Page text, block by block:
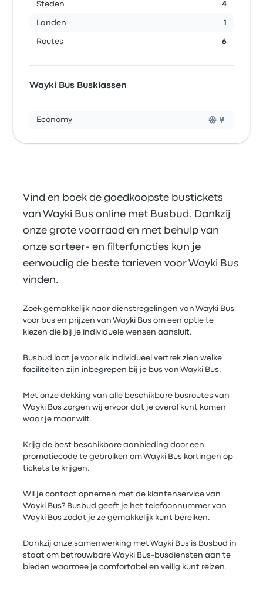
Steden 4
Landen 1
Routes 6
Wayki Bus Busklassen
Economy
Vind en boek de goedkoopste bustickets
van Wayki Bus online met Busbud. Dankzij
onze grote voorraad en met behulp van
onze sorteer- en filterfuncties kun je
eenvoudig de beste tarieven voor Wayki Bus
vinden.
Zoek gemakkelijk naar dienstregelingen van Wayki Bus
voor bus en prijzen van Wayki Bus om een optie te
kiezen die bij je individuele wensen aansluit.
Busbud laat je voor elk individueel vertrek zien welke
faciliteiten zijn inbegrepen bij je bus van Wayki Bus.
Met onze dekking van alle beschikbare busroutes van
Wayki Bus zorgen wij ervoor dat je overal kunt komen
waar je maar wilt.
Krijg de best beschikbare aanbieding door een
promotiecode te gebruiken om Wayki Bus kortingen op
tickets te krijgen.
Wil je contact opnemen met de klantenservice van
Wayki Bus? Busbud geeft je het telefoonnummer van
Wayki Bus zodat je ze gemakkelijk kunt bereiken.
Dankzij onze samenwerking met Wayki Bus is Busbud in
staat om betrouwbare Wayki Bus-busdiensten aan te
bieden waarmee je comfortabel en veilig kunt reizen.